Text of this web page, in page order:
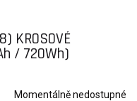
KROSOVÉ
/ 720Wh)
Momentálně nedostupné